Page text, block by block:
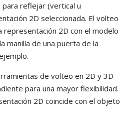
reflejar (vertical u
2D seleccionada. El volteo
representación 2D con el modelo
manilla de una puerta de la
de volteo en 2D y 3D
para una mayor flexibilidad.
2D coincide con el objeto